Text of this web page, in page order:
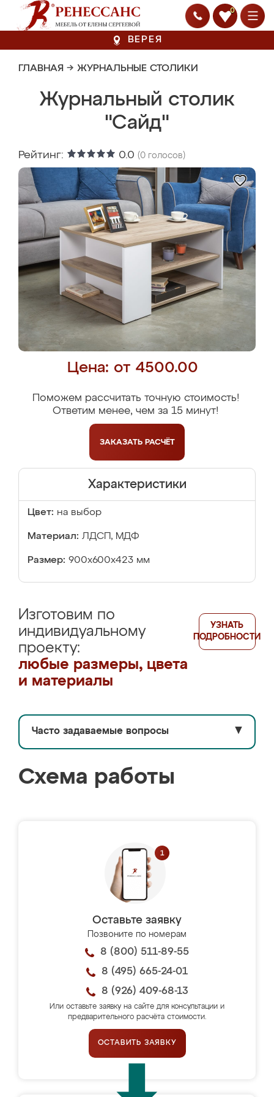
0
ВЕРЕЯ
ГЛАВНАЯ → ЖУРНАЛЬНЫЕ СТОЛИКИ
Журнальный столик
"Сайд"
Рейтинг: 0.0 (0 голосов)
Цена: от 4500.00
Поможем рассчитать точную стоимость!
Ответим менее, чем за 15 минут!
ЗАКАЗАТЬ РАСЧЁТ
Характеристики
Цвет: на выбор
Материал: ЛДСП, МДФ
Размер: 900х600х423 мм
Изготовим по
индивидуальному
проекту:
любые размеры, цвета
и материалы
УЗНАТЬ
ПОДРОБНОСТИ
Часто задаваемые вопросы ▼
Схема работы
Оставьте заявку
Позвоните по номерам
8 (800) 511-89-55
8 (495) 665-24-01
8 (926) 409-68-13
Или оставьте заявку на сайте для консультации и
предварительного расчёта стоимости.
ОСТАВИТЬ ЗАЯВКУ